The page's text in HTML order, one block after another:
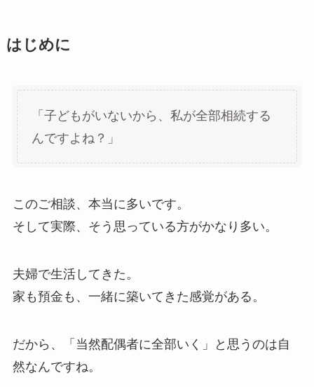
はじめに
「子どもがいないから、私が全部相続する
んですよね？」
このご相談、本当に多いです。
そして実際、そう思っている方がかなり多い。
夫婦で生活してきた。
家も預金も、一緒に築いてきた感覚がある。
だから、「当然配偶者に全部いく」と思うのは自
然なんですね。